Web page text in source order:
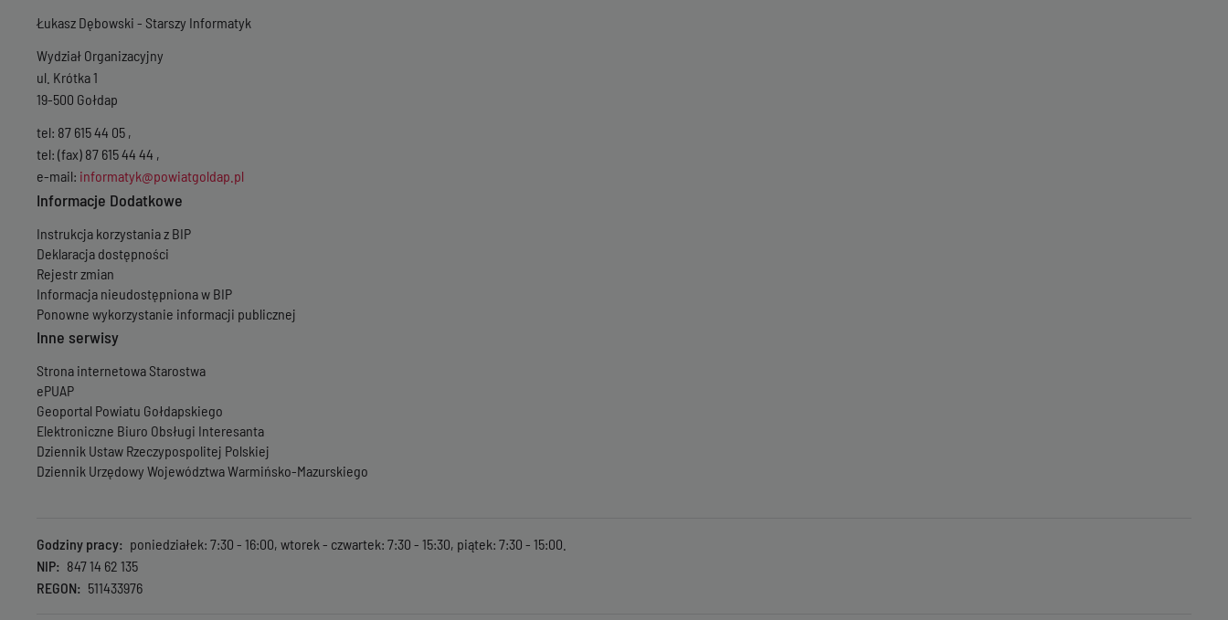
Łukasz Dębowski - Starszy Informatyk
Wydział Organizacyjny
ul. Krótka 1
19-500 Gołdap
tel: 87 615 44 05 ,
tel: (fax) 87 615 44 44 ,
e-mail: informatyk@powiatgoldap.pl
Informacje Dodatkowe
Instrukcja korzystania z BIP
Deklaracja dostępności
Rejestr zmian
Informacja nieudostępniona w BIP
Ponowne wykorzystanie informacji publicznej
Inne serwisy
Strona internetowa Starostwa
ePUAP
Geoportal Powiatu Gołdapskiego
Elektroniczne Biuro Obsługi Interesanta
Dziennik Ustaw Rzeczypospolitej Polskiej
Dziennik Urzędowy Województwa Warmińsko-Mazurskiego
Godziny pracy
poniedziałek: 7:30 - 16:00, wtorek - czwartek: 7:30 - 15:30, piątek: 7:30 - 15:00.
NIP
847 14 62 135
REGON
511433976